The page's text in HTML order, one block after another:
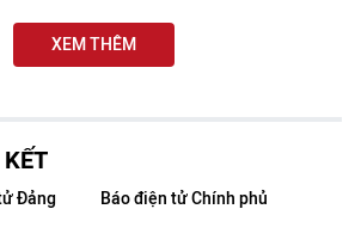
núi phía Bắc
Hồng
XEM THÊM
Đảng
Báo điện tử Chính phủ